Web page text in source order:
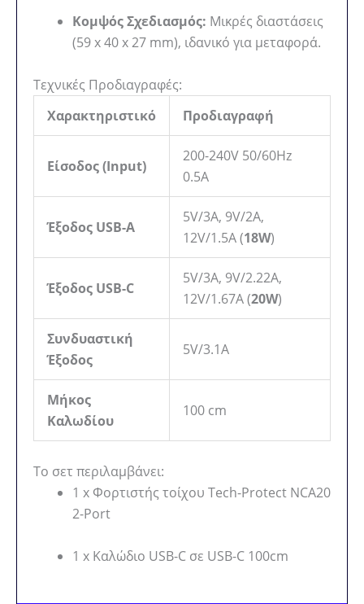
Κομψός Σχεδιασμός: Μικρές διαστάσεις
(59 x 40 x 27 mm), ιδανικό για μεταφορά.
Τεχνικές Προδιαγραφές:
Χαρακτηριστικό
Προδιαγραφή
Είσοδος (Input)
200-240V 50/60Hz
0.5A
Έξοδος USB-A
5V/3A, 9V/2A,
12V/1.5A (18W)
Έξοδος USB-C
5V/3A, 9V/2.22A,
12V/1.67A (20W)
Συνδυαστική
Έξοδος
5V/3.1A
Μήκος
Καλωδίου
100 cm
Το σετ περιλαμβάνει:
1 x Φορτιστής τοίχου Tech-Protect NCA20
2-Port
1 x Καλώδιο USB-C σε USB-C 100cm